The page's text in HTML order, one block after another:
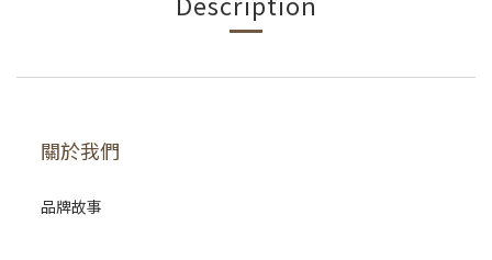
關於我們
品牌故事